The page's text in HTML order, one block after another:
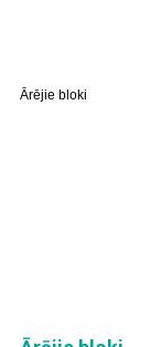
Ārējie bloki